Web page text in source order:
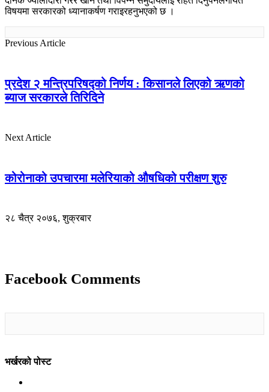
विषयमा सरकारको ध्यानाकर्षण गराइरहनुभएको छ ।
Previous Article
प्रदेश २ मन्त्रिपरिषद्को निर्णय : किसानले लिएको ऋणको
ब्याज सरकारले तिरिदिने
Next Article
कोरोनाको उपचारमा मलेरियाको औषधिको परीक्षण शुरु
२८ चैत्र २०७६, शुक्रबार
Facebook Comments
भर्खरको पोस्ट